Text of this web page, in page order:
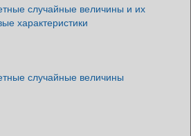
случайные величины и их
характеристики
случайные величины